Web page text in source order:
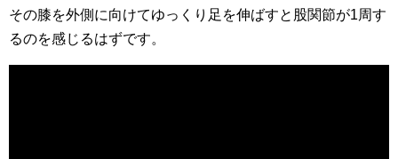
その膝を外側に向けてゆっくり足を伸ばすと股関節が1周す
るのを感じるはずです。